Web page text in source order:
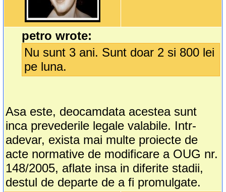
petro wrote:
Nu sunt 3 ani. Sunt doar 2 si 800 lei
pe luna.
Asa este, deocamdata acestea sunt
inca prevederile legale valabile. Intr-
adevar, exista mai multe proiecte de
acte normative de modificare a OUG nr.
148/2005, aflate insa in diferite stadii,
destul de departe de a fi promulgate.